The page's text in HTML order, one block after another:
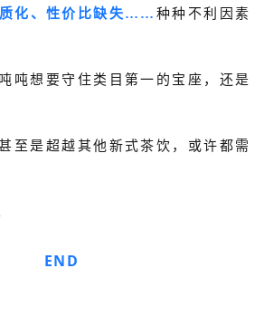
化、性价比缺失…… 种种不利因素
吨想要守住类目第一的宝座，还是
至是超越其他新式茶饮，或许都需
END